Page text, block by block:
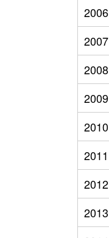
2006
2007
2008
2009
2010
2011
2012
2013